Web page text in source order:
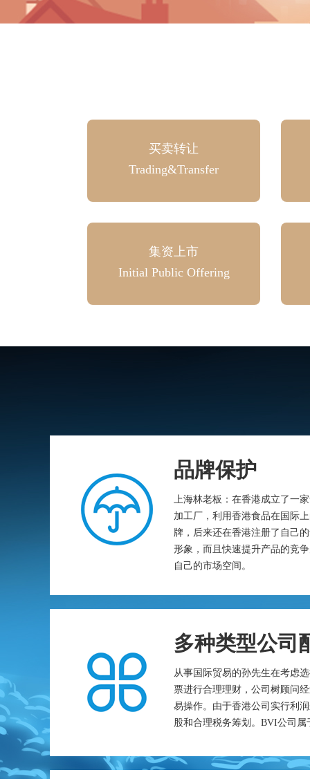
买卖转让
Trading&Transfer
集资上市
Initial Public Offering
品牌保护
上海林老板：在香港成立了一
加工厂，利用香港食品在国际
牌，后来还在香港注册了自己
形象，而且快速提升产品的竞
自己的市场空间。
多种类型公司
从事国际贸易的孙先生在考虑
票进行合理理财，公司树顾问
易操作。由于香港公司实行利
股和合理税务筹划。BVI公司